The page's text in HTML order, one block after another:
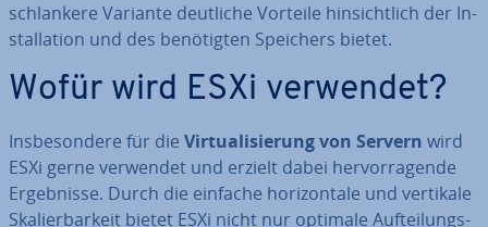
schlan­ke­re Variante deutliche Vorteile hin­sicht­lich der In­
stal­la­ti­on und des be­nö­tig­ten Speichers bietet.
Wofür wird ESXi verwendet?
Ins­be­son­de­re für die Vir­tua­li­sie­rung von Servern wird
ESXi gerne verwendet und erzielt dabei her­vor­ra­gen­de
Er­geb­nis­se. Durch die einfache ho­ri­zon­ta­le und vertikale
Ska­lier­bar­keit bietet ESXi nicht nur optimale Auf­tei­lungs­